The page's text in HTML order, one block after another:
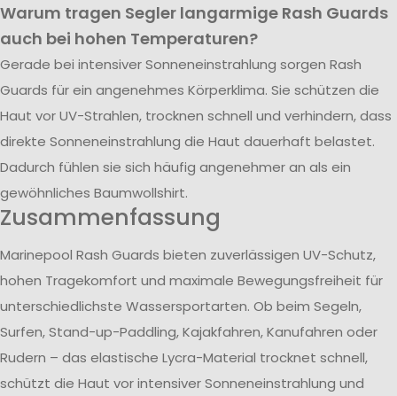
Warum tragen Segler langarmige Rash Guards
auch bei hohen Temperaturen?
Gerade bei intensiver Sonneneinstrahlung sorgen Rash
Guards für ein angenehmes Körperklima. Sie schützen die
Haut vor UV-Strahlen, trocknen schnell und verhindern, dass
direkte Sonneneinstrahlung die Haut dauerhaft belastet.
Dadurch fühlen sie sich häufig angenehmer an als ein
gewöhnliches Baumwollshirt.
Zusammenfassung
Marinepool Rash Guards bieten zuverlässigen UV-Schutz,
hohen Tragekomfort und maximale Bewegungsfreiheit für
unterschiedlichste Wassersportarten. Ob beim Segeln,
Surfen, Stand-up-Paddling, Kajakfahren, Kanufahren oder
Rudern – das elastische Lycra-Material trocknet schnell,
schützt die Haut vor intensiver Sonneneinstrahlung und